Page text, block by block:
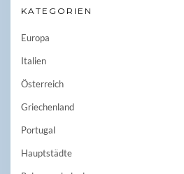
KATEGORIEN
Europa
Italien
Österreich
Griechenland
Portugal
Hauptstädte